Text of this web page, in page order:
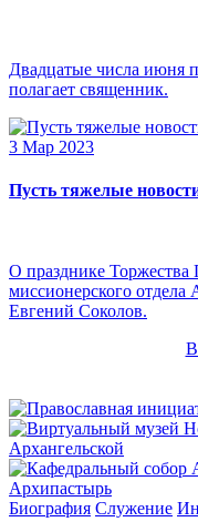
Двадцатые числа июня
полагает священник.
3 Мар 2023
Пусть тяжелые
О празднике Торжества
миссионерского отдела
Евгений Соколов.
Архипастырь
Биография Служение